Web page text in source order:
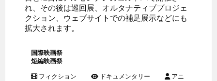
れ、その後は巡回展、オルタナティブプロジェ
クション、ウェブサイトでの補足展示などにも
拡大されます。
国際映画祭
短編映画祭
フィクション ドキュメンタリー
アニ